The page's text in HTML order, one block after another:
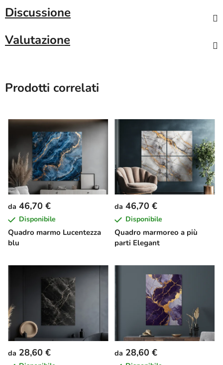
Discussione
Valutazione
Prodotti correlati
Quadro marmo Lucentezza
blu
da 46,70 €
Disponibile
Quadro marmoreo a più
parti Elegant
da 46,70 €
Disponibile
da 28,60 € da 28,60 €